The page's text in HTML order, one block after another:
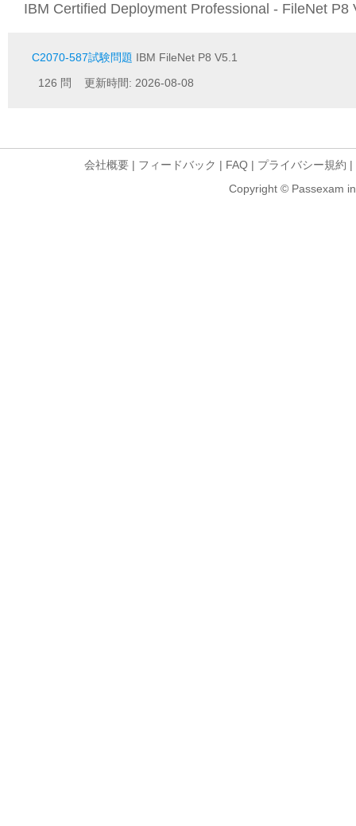
IBM Certified Deployment Professional - FileNet P8
C2070-587試験問題 IBM FileNet P8 V5.1
126 問 更新時間: 2026-08-08
会社概要 | フィードバック | FAQ | プライバシー規約 |
Copyright © Passexam